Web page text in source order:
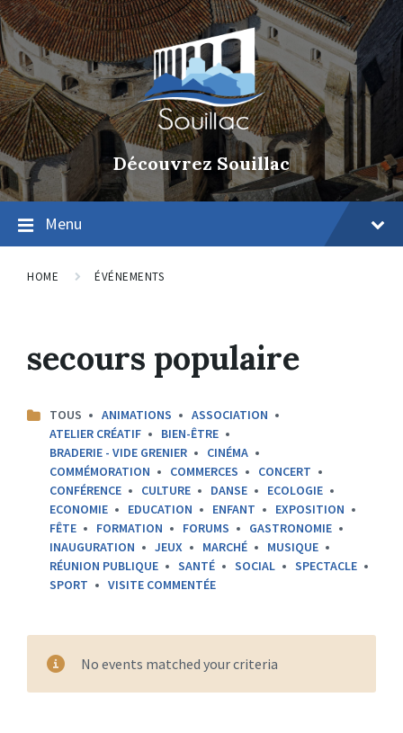
Découvrez Souillac
Menu
HOME ÉVÉNEMENTS
secours populaire
CATEGORIES:
TOUS ANIMATIONS
ASSOCIATION
ATELIER CRÉATIF
BIEN-ÊTRE
BRADERIE - VIDE GRENIER
CINÉMA
COMMÉMORATION
COMMERCES
CONCERT
CONFÉRENCE
CULTURE DANSE
ECOLOGIE
ECONOMIE
EDUCATION ENFANT
EXPOSITION
FÊTE
FORMATION FORUMS
GASTRONOMIE
INAUGURATION
JEUX MARCHÉ
MUSIQUE
RÉUNION PUBLIQUE
SANTÉ SOCIAL
SPECTACLE
SPORT
VISITE COMMENTÉE
No events matched your criteria